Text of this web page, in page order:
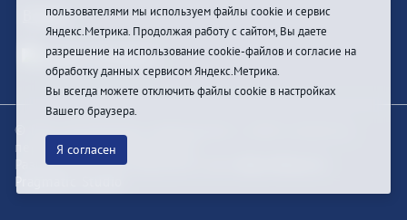
Войти
© При цитировании информации с сайта ссылка на
первоисточник обязательна
Разработка и техподдержка сайта
Pragmatic Studio
пользователями мы используем файлы cookie и сервис
Яндекс.Метрика. Продолжая работу с сайтом, Вы даете
разрешение на использование cookie-файлов и согласие на
обработку данных сервисом Яндекс.Метрика.
Вы всегда можете отключить файлы cookie в настройках
Вашего браузера.
Я согласен